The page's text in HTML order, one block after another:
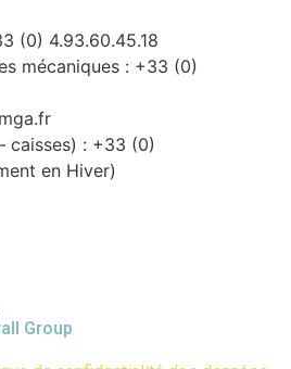
(0) 4.93.60.45.18
mécaniques : +33 (0)
caisses) : +33 (0)
en Hiver)
Group